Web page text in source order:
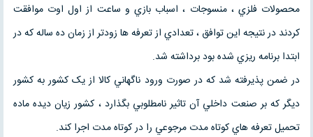
محصولات فلزي ، منسوجات ، اسباب بازي و ساعت از اول اوت موافقت
کردند در نتيجه اين توافق ، تعدادي از تعرفه ها زودتر از زمان ده ساله که در
ابتدا برنامه ريزي شده بود برداشته شد.
در ضمن پذيرفته شد که در صورت ورود ناگهاني کالا از يک کشور به کشور
ديگر که بر صنعت داخلي آن تاثير نامطلوبي بگذارد ، کشور زيان ديده ماده
تحميل تعرفه هاي کوتاه مدت مرجوعي را در کوتاه مدت اجرا کند.